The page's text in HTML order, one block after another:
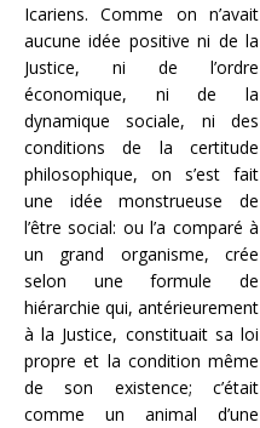
Icariens. Comme on n’avait
aucune idée positive ni de la
Justice, ni de l’ordre
économique, ni de la
dynamique sociale, ni des
conditions de la certitude
philosophique, on s’est fait
une idée monstrueuse de
l’être social: ou l’a comparé à
un grand organisme, crée
selon une formule de
hiérarchie qui, antérieurement
à la Justice, constituait sa loi
propre et la condition même
de son existence; c’était
comme un animal d’une